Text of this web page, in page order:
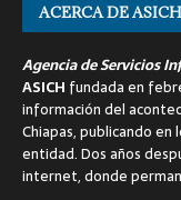
ACERCA DE ASICH
Agencia de Servicios
ASICH fundada en
información del
Chiapas, publicando
entidad. Dos años
internet, donde